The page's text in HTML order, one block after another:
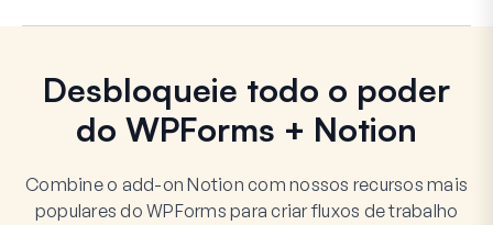
Desbloqueie todo o poder
do WPForms + Notion
Combine o add-on Notion com nossos recursos mais
populares do WPForms para criar fluxos de trabalho